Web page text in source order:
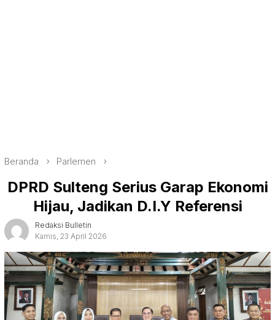
Beranda Parlemen
DPRD Sulteng Serius Garap Ekonomi
Hijau, Jadikan D.I.Y Referensi
Redaksi Bulletin
Kamis, 23 April 2026